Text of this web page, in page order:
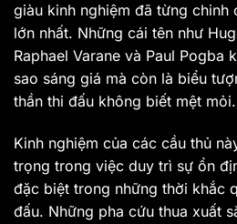
giàu kinh nghiệm đã từng chinh
lớn nhất. Những cái tên như
Raphael Varane và Paul Pogba
sao sáng giá mà còn là biểu
thần thi đấu không biết mệt mỏi.
Kinh nghiệm của các cầu thủ
trọng trong việc duy trì sự ổn
đặc biệt trong những thời khắc
đấu. Những pha cứu thua xuất